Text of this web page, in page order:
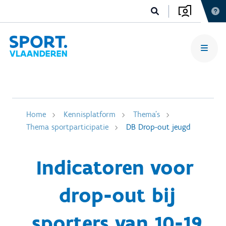
Home Kennisplatform
Thema's
Thema sportparticipatie
DB Drop-out jeugd
Indicatoren voor
drop-out bij